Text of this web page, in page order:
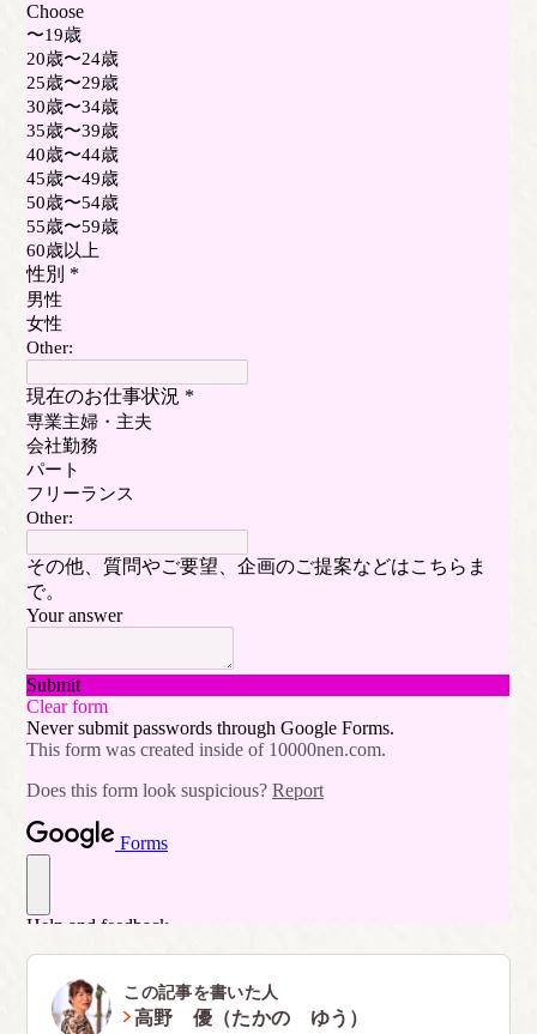
この記事を書いた人
高野 優（たかの ゆう）